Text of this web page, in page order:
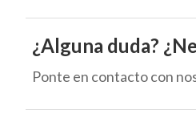
¿Alguna duda?
Ponte en contacto con